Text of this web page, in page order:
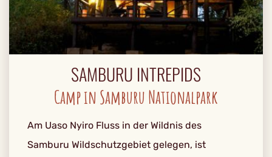
SAMBURU INTREPIDS
Camp in Samburu Nationalpark
Am Uaso Nyiro Fluss in der Wildnis des
Samburu Wildschutzgebiet gelegen, ist